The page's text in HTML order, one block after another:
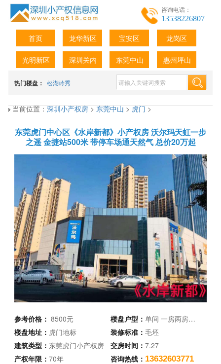
咨询电话：
13538226807
首页 龙华新区 宝安区 龙岗区
光明新区 深圳关内 东莞中山 惠州坪山
热门楼盘： 松湖岭秀
当前位置：深圳小产权房>东莞中山>虎门>
东莞虎门中心区《水岸新都》小产权房 沃尔玛天虹一步
之遥 金捷站500米 带停车场通天然气 总价20万起
参考价格：8500元 楼盘户型： 单间 一房两房…
楼盘地址： 虎门地标 装修标准： 毛坯
建筑类型： 东莞虎门小产权房 交房时间： 7.27
产权年限：70年 咨询热线： 13632603771